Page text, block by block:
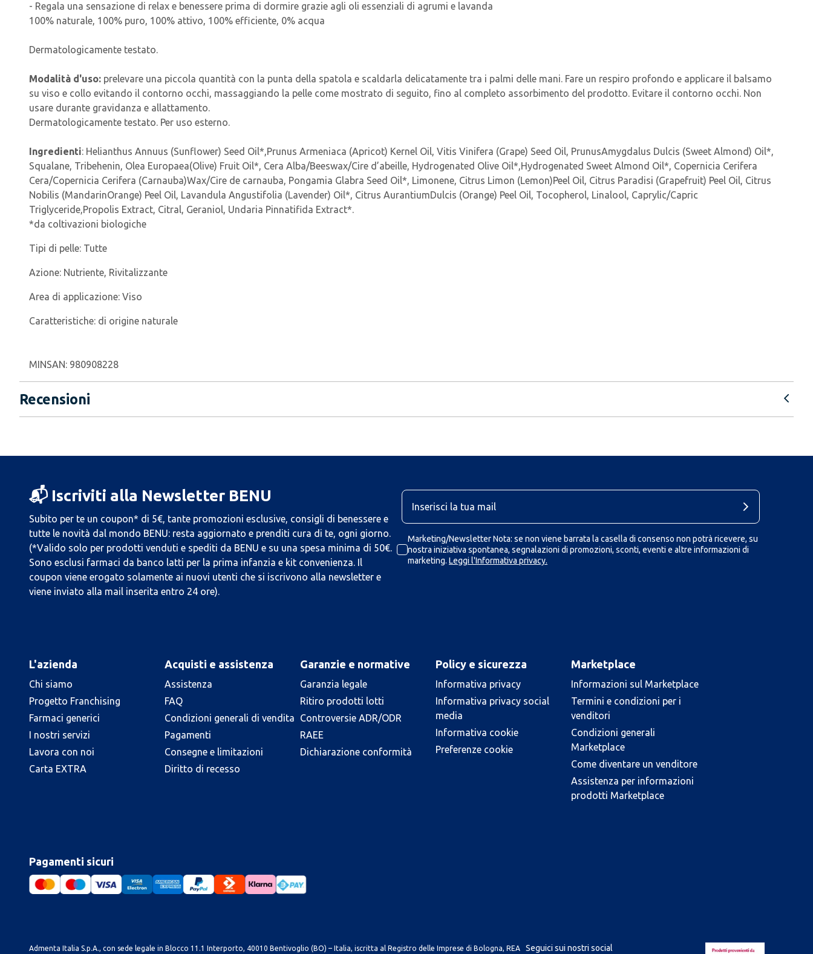
- Regala una sensazione di relax e benessere prima di dormire grazie agli oli essenziali di agrumi e lavanda
100% naturale, 100% puro, 100% attivo, 100% efficiente, 0% acqua
Dermatologicamente testato.
Modalità d'uso: prelevare una piccola quantità con la punta della spatola e scaldarla delicatamente tra i palmi delle mani. Fare un respiro profondo e applicare il balsamo
su viso e collo evitando il contorno occhi, massaggiando la pelle come mostrato di seguito, fino al completo assorbimento del prodotto. Evitare il contorno occhi. Non
usare durante gravidanza e allattamento.
Dermatologicamente testato. Per uso esterno.
Ingredienti: Helianthus Annuus (Sunflower) Seed Oil*,Prunus Armeniaca (Apricot) Kernel Oil, Vitis Vinifera (Grape) Seed Oil, PrunusAmygdalus Dulcis (Sweet Almond) Oil*,
Squalane, Tribehenin, Olea Europaea(Olive) Fruit Oil*, Cera Alba/Beeswax/Cire d’abeille, Hydrogenated Olive Oil*,Hydrogenated Sweet Almond Oil*, Copernicia Cerifera
Cera/Copernicia Cerifera (Carnauba)Wax/Cire de carnauba, Pongamia Glabra Seed Oil*, Limonene, Citrus Limon (Lemon)Peel Oil, Citrus Paradisi (Grapefruit) Peel Oil, Citrus
Nobilis (MandarinOrange) Peel Oil, Lavandula Angustifolia (Lavender) Oil*, Citrus AurantiumDulcis (Orange) Peel Oil, Tocopherol, Linalool, Caprylic/Capric
Triglyceride,Propolis Extract, Citral, Geraniol, Undaria Pinnatifida Extract*.
*da coltivazioni biologiche
Tipi di pelle: Tutte
Azione: Nutriente, Rivitalizzante
Area di applicazione: Viso
Caratteristiche: di origine naturale
MINSAN: 980908228
Recensioni
📬 Iscriviti alla Newsletter BENU
Subito per te un coupon* di 5€, tante promozioni esclusive, consigli di benessere e
tutte le novità dal mondo BENU: resta aggiornato e prenditi cura di te, ogni giorno.
(*Valido solo per prodotti venduti e spediti da BENU e su una spesa minima di 50€.
Sono esclusi farmaci da banco latti per la prima infanzia e kit convenienza. Il
coupon viene erogato solamente ai nuovi utenti che si iscrivono alla newsletter e
viene inviato alla mail inserita entro 24 ore).
Marketing/Newsletter Nota: se non viene barrata la casella di consenso non potrà ricevere, su
nostra iniziativa spontanea, segnalazioni di promozioni, sconti, eventi e altre informazioni di
marketing. Leggi l'Informativa privacy.
L'azienda
Chi siamo
Progetto Franchising
Farmaci generici
I nostri servizi
Lavora con noi
Carta EXTRA
Acquisti e assistenza
Assistenza
FAQ
Condizioni generali di vendita
Pagamenti
Consegne e limitazioni
Diritto di recesso
Garanzie e normative
Garanzia legale
Ritiro prodotti lotti
Controversie ADR/ODR
RAEE
Dichiarazione conformità
Policy e sicurezza
Informativa privacy
Informativa privacy social
media
Informativa cookie
Preferenze cookie
Marketplace
Informazioni sul Marketplace
Termini e condizioni per i
venditori
Condizioni generali
Marketplace
Come diventare un venditore
Assistenza per informazioni
prodotti Marketplace
Pagamenti sicuri
Admenta Italia S.p.A., con sede legale in Blocco 11.1 Interporto, 40010 Bentivoglio (BO) – Italia, iscritta al Registro delle Imprese di Bologna, REA Seguici sui nostri social